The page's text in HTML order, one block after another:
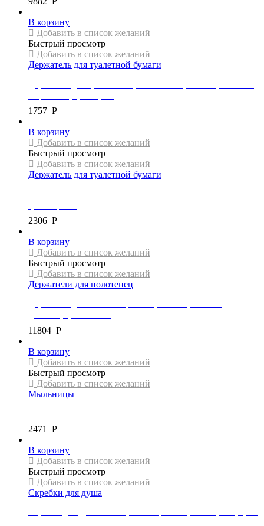
В корзину
Добавить в список желаний
Быстрый просмотр
Добавить в список желаний
Держатель для туалетной бумаги
1757 Р
В корзину
Добавить в список желаний
Быстрый просмотр
Добавить в список желаний
Держатель для туалетной бумаги
2306 Р
В корзину
Добавить в список желаний
Быстрый просмотр
Добавить в список желаний
Держатели для полотенец
11804 Р
В корзину
Добавить в список желаний
Быстрый просмотр
Добавить в список желаний
Мыльницы
2471 Р
В корзину
Добавить в список желаний
Быстрый просмотр
Добавить в список желаний
Скребки для душа